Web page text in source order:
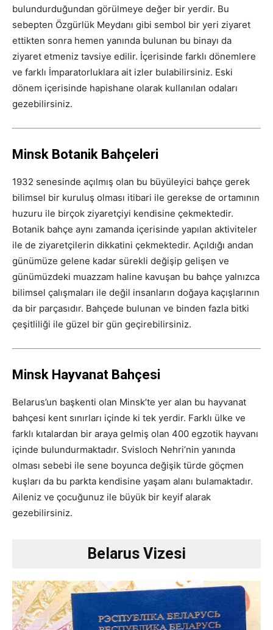
bulundurduğundan görülmeye değer bir yerdir. Bu
sebepten Özgürlük Meydanı gibi sembol bir yeri ziyaret
ettikten sonra hemen yanında bulunan bu binayı da
ziyaret etmeniz tavsiye edilir. İçerisinde farklı dönemlere
ve farklı İmparatorluklara ait izler bulabilirsiniz. Eski
dönem içerisinde hapishane olarak kullanılan odaları
gezebilirsiniz.
Minsk Botanik Bahçeleri
1932 senesinde açılmış olan bu büyüleyici bahçe gerek
bilimsel bir kuruluş olması itibari ile gerekse de ortamının
huzuru ile birçok ziyaretçiyi kendisine çekmektedir.
Botanik bahçe aynı zamanda içerisinde yapılan aktiviteler
ile de ziyaretçilerin dikkatini çekmektedir. Açıldığı andan
günümüze gelene kadar sürekli değişip gelişen ve
günümüzdeki muazzam haline kavuşan bu bahçe yalnızca
bilimsel çalışmaları ile değil insanların doğaya kaçışlarının
da bir parçasıdır. Bahçede bulunan ve binden fazla bitki
çeşitliliği ile güzel bir gün geçirebilirsiniz.
Minsk Hayvanat Bahçesi
Belarus’un başkenti olan Minsk’te yer alan bu hayvanat
bahçesi kent sınırları içinde ki tek yerdir. Farklı ülke ve
farklı kıtalardan bir araya gelmiş olan 400 egzotik hayvanı
içinde bulundurmaktadır. Svisloch Nehri’nin yanında
olması sebebi ile sene boyunca değişik türde göçmen
kuşları da bu parkta kendisine yaşam alanı bulamaktadır.
Aileniz ve çocuğunuz ile büyük bir keyif alarak
gezebilirsiniz.
Belarus Vizesi